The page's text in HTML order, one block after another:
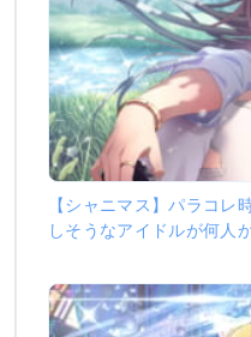
【シャニマス】パラコレ
しそうなアイドルが何人